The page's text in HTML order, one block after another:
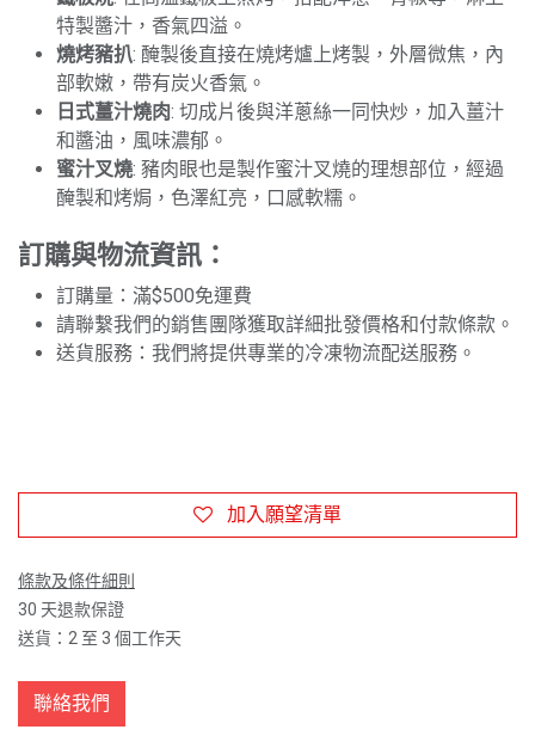
特製醬汁，香氣四溢。
燒烤豬扒: 醃製後直接在燒烤爐上烤製，外層微焦，內
部軟嫩，帶有炭火香氣。
日式薑汁燒肉: 切成片後與洋蔥絲一同快炒，加入薑汁
和醬油，風味濃郁。
蜜汁叉燒: 豬肉眼也是製作蜜汁叉燒的理想部位，經過
醃製和烤焗，色澤紅亮，口感軟糯。
訂購與物流資訊：
訂購量：滿$500免運費
請聯繫我們的銷售團隊獲取詳細批發價格和付款條款。
送貨服務：我們將提供專業的冷凍物流配送服務。
加入願望清單
條款及條件細則
30 天退款保證
送貨：2 至 3 個工作天
聯絡我們